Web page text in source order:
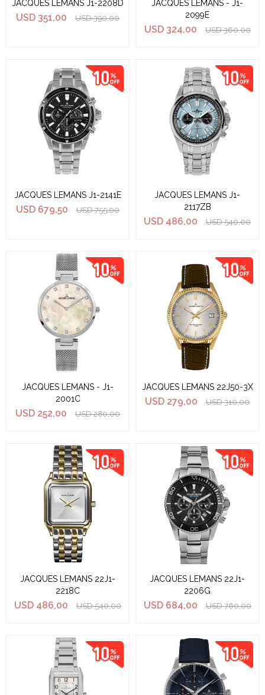
JACQUES LEMANS J1-2208D
USD 351,00 USD 390,00
JACQUES LEMANS - J1-
2099E
USD 324,00 USD 360,00
JACQUES LEMANS J1-2141E
USD 679,50 USD 755,00
JACQUES LEMANS J1-
2117ZB
USD 486,00 USD 540,00
JACQUES LEMANS - J1-
2001C
USD 252,00 USD 280,00
JACQUES LEMANS 22J50-3X
USD 279,00 USD 310,00
JACQUES LEMANS 22J1-
2218C
USD 486,00 USD 540,00
JACQUES LEMANS 22J1-
2206G
USD 684,00 USD 760,00